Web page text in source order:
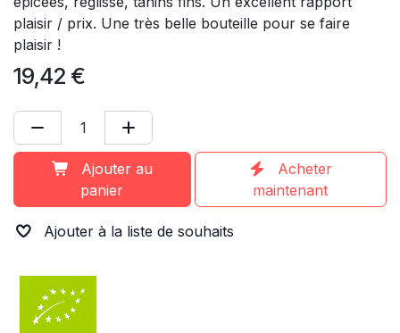
plaisir / prix. Une très belle bouteille pour se faire
plaisir !
19,42 €
Ajouter au
panier
Acheter
maintenant
Ajouter à la liste de souhaits